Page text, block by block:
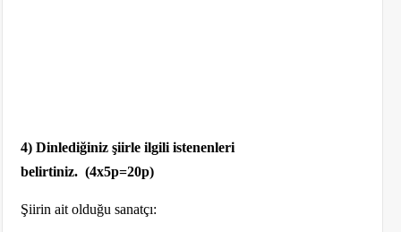
4) Dinlediğiniz şiirle ilgili istenenleri
belirtiniz. (4x5p=20p)
Şiirin ait olduğu sanatçı: